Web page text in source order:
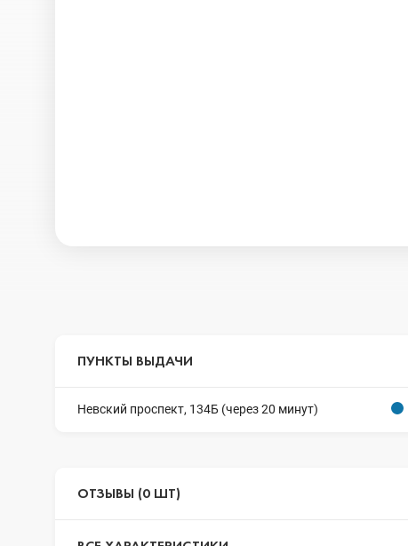
ПУНКТЫ ВЫДАЧИ
Невский проспект, 134Б (через 20 минут)
ОТЗЫВЫ (0 ШТ)